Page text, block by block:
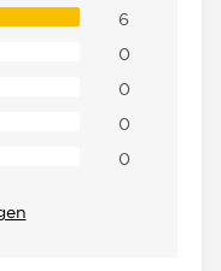
6
0
0
0
0